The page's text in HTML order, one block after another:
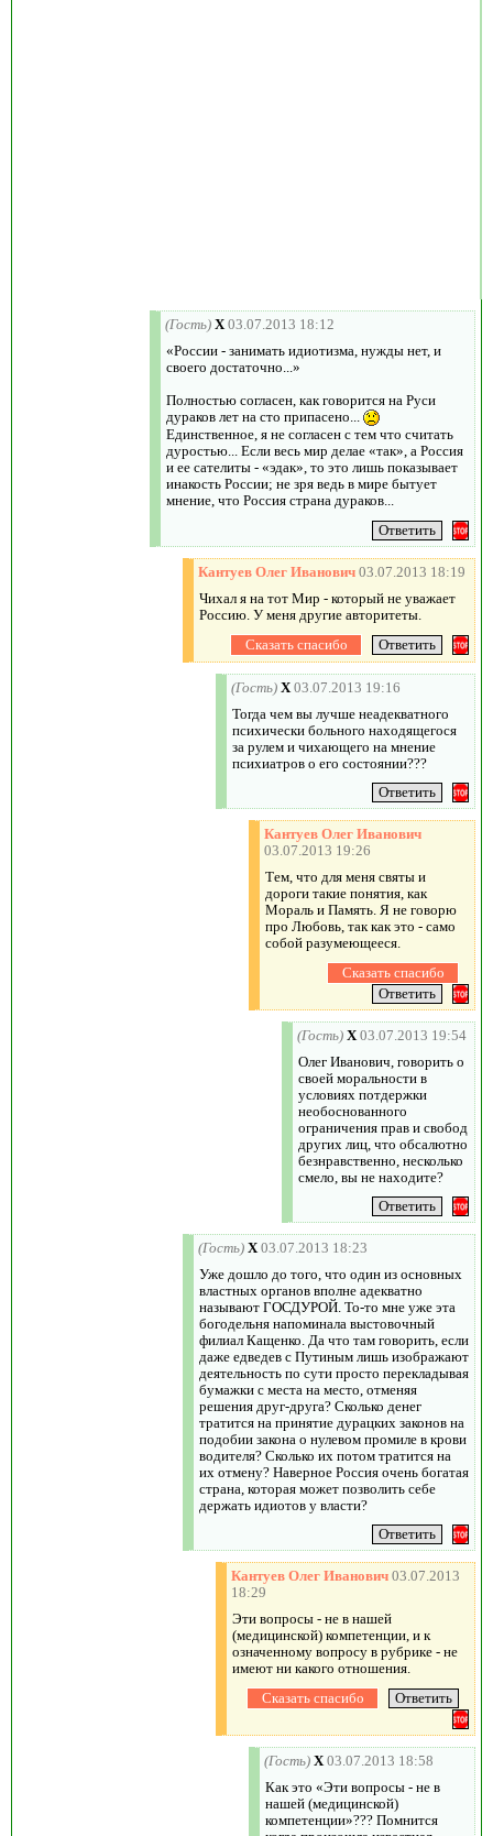
(Гость) X 03.07.2013 18:12
«России - занимать идиотизма, нужды нет, и
своего достаточно...»
Полностью согласен, как говорится на Руси
дураков лет на сто припасено...
Единственное, я не согласен с тем что считать
дуростью... Если весь мир делае «так», а Россия
и ее сателиты - «эдак», то это лишь показывает
инакость России; не зря ведь в мире бытует
мнение, что Россия страна дураков...
Кантуев Олег Иванович 03.07.2013 18:19
Чихал я на тот Мир - который не уважает
Россию. У меня другие авторитеты.
(Гость) X 03.07.2013 19:16
Тогда чем вы лучше неадекватного
психически больного находящегося
за рулем и чихающего на мнение
психиатров о его состоянии???
Кантуев Олег Иванович
03.07.2013 19:26
Тем, что для меня святы и
дороги такие понятия, как
Мораль и Память. Я не говорю
про Любовь, так как это - само
собой разумеющееся.
(Гость) X 03.07.2013 19:54
Олег Иванович, говорить о
своей моральности в
условиях потдержки
необоснованного
ограничения прав и свобод
других лиц, что обсалютно
безнравственно, несколько
смело, вы не находите?
(Гость) X 03.07.2013 18:23
Уже дошло до того, что один из основных
властных органов вполне адекватно
называют ГОСДУРОЙ. То-то мне уже эта
богодельня напоминала выстовочный
филиал Кащенко. Да что там говорить, если
даже едведев с Путиным лишь изображают
деятельность по сути просто перекладывая
бумажки с места на место, отменяя
решения друг-друга? Сколько денег
тратится на принятие дурацких законов на
подобии закона о нулевом промиле в крови
водителя? Сколько их потом тратится на
их отмену? Наверное Россия очень богатая
страна, которая может позволить себе
держать идиотов у власти?
Кантуев Олег Иванович 03.07.2013
18:29
Эти вопросы - не в нашей
(медицинской) компетенции, и к
означенному вопросу в рубрике - не
имеют ни какого отношения.
(Гость) X 03.07.2013 18:58
Как это «Эти вопросы - не в
нашей (медицинской)
компетенции»??? Помнится